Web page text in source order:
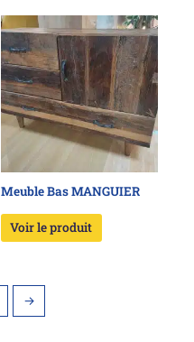
Meuble Bas MANGUIER
Voir le produit
→